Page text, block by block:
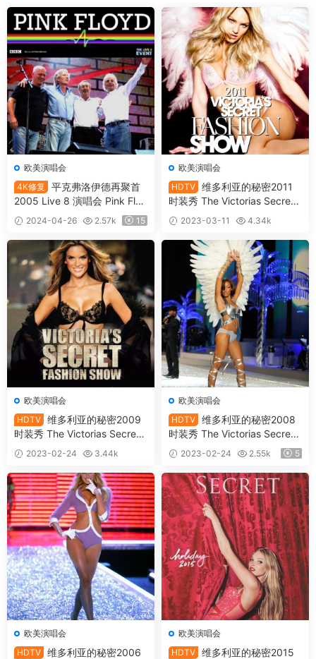
欧美演唱会
4K修复
平克弗洛伊德再聚首
2005 Live 8 演唱会 Pink Floy
d Reunion Live8 2005 Full C
oncert [4K修复 MKV 3.76GB]
2024-04-26 2.57k 15
欧美演唱会
HDTV 维多利亚的秘密2011
时装秀 The Victorias Secret
Fashion Show 2011《TS HD
TV 10.14G》
2023-03-11
4.34k
欧美演唱会
HDTV 维多利亚的秘密2009
时装秀 The Victorias Secret
Fashion Show 2009《HDTV
TS 11.4G》
2023-02-24
3.44k
欧美演唱会
HDTV 维多利亚的秘密2008
时装秀 The Victorias Secret
Fashion Show 2008 《HDTV
TS 5.09G》
2023-02-24 2.55k 5
欧美演唱会
HDTV 维多利亚的秘密2006
欧美演唱会
HDTV 维多利亚的秘密2015